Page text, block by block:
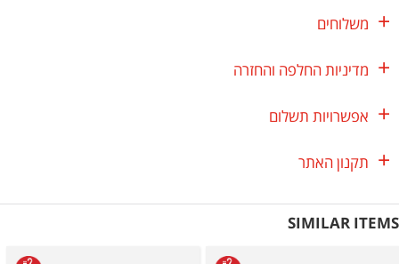
משלוחים
מדיניות החלפה והחזרה
אפשרויות תשלום
תקנון האתר
SIMILAR ITEMS